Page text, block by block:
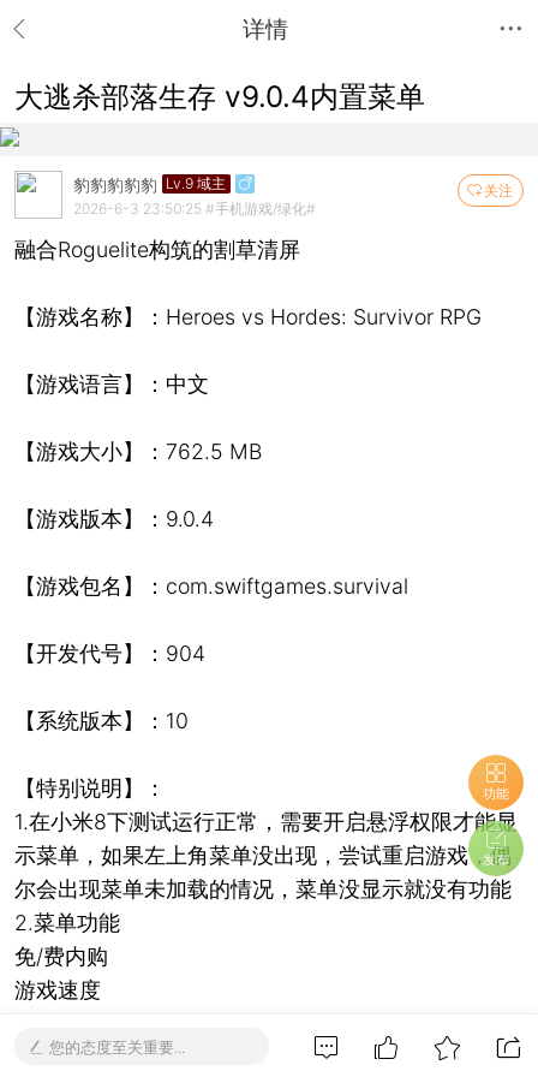
详情
大逃杀部落生存 v9.0.4内置菜单
关注
豹豹豹豹豹 Lv.9 域主
2026-6-3 23:50:25 #手机游戏/绿化#
融合Roguelite构筑的割草清屏
【游戏名称】：Heroes vs Hordes: Survivor RPG
【游戏语言】：中文
【游戏大小】：762.5 MB
【游戏版本】：9.0.4
【游戏包名】：com.swiftgames.survival
【开发代号】：904
【系统版本】：10
【特别说明】：
1.在小米8下测试运行正常，需要开启悬浮权限才能显
示菜单，如果左上角菜单没出现，尝试重启游戏，偶
尔会出现菜单未加载的情况，菜单没显示就没有功能
2.菜单功能
免/费内购
游戏速度
体力反加
您的态度至关重要...
功能
发布